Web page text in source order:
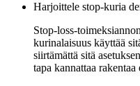
Harjoittele stop-kuria
Stop-loss-
kurinalaisuus käyttää
siirtämättä sitä
tapa kannattaa